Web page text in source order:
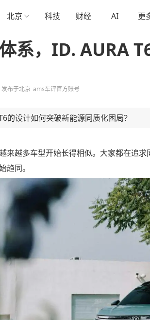
北京 科技 财经 AI 更
系，ID. AURA
发布于北京 ams车评官方账号
的设计如何突破新能源同质化困局？
来越多车型开始长得相似。大家都在追求
趋同。